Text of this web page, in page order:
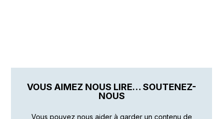
VOUS AIMEZ NOUS LIRE… SOUTENEZ-
NOUS
Vous pouvez nous aider à garder un contenu de